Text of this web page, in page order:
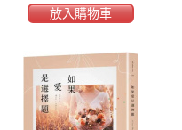
放入購物車